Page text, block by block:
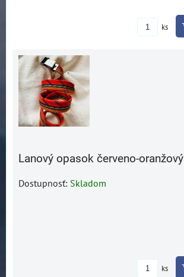
ks
Lanový opasok červeno-oranžový
Dostupnosť: Skladom
ks